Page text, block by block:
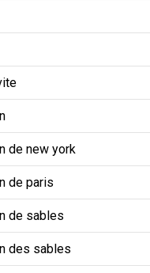
de new york
de paris
de sables
des sables